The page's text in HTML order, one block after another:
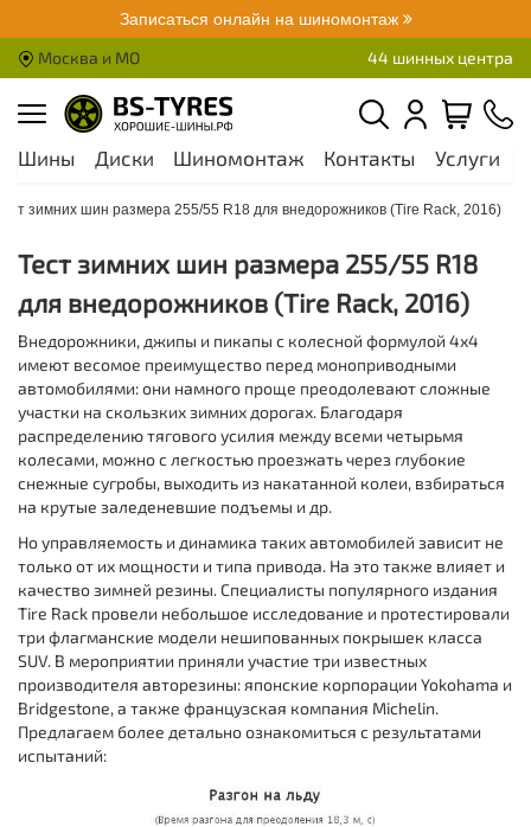
Записаться онлайн на шиномонтаж
Москва и МО 44 шинных центра
Шины Диски Шиномонтаж Контакты Услуги
зимних шин размера 255/55 R18 для внедорожников (Tire Rack, 2016)
Тест зимних шин размера 255/55 R18
для внедорожников (Tire Rack, 2016)
Внедорожники, джипы и пикапы с колесной формулой 4х4
имеют весомое преимущество перед моноприводными
автомобилями: они намного проще преодолевают сложные
участки на скользких зимних дорогах. Благодаря
распределению тягового усилия между всеми четырьмя
колесами, можно с легкостью проезжать через глубокие
снежные сугробы, выходить из накатанной колеи, взбираться
на крутые заледеневшие подъемы и др.
Но управляемость и динамика таких автомобилей зависит не
только от их мощности и типа привода. На это также влияет и
качество зимней резины. Специалисты популярного издания
Tire Rack провели небольшое исследование и протестировали
три флагманские модели нешипованных покрышек класса
SUV. В мероприятии приняли участие три известных
производителя авторезины: японские корпорации Yokohama и
Bridgestone, а также французская компания Michelin.
Предлагаем более детально ознакомиться с результатами
испытаний: